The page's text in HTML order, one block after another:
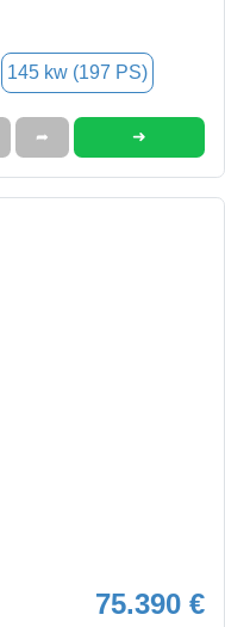
145 kw (197 PS)
➦ ➜
75.390 €